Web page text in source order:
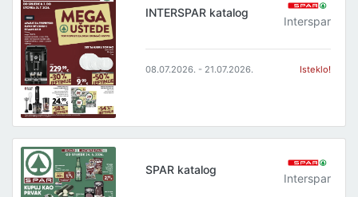
INTERSPAR katalog
Interspar
08.07.2026. - 21.07.2026. Isteklo!
SPAR katalog
Interspar